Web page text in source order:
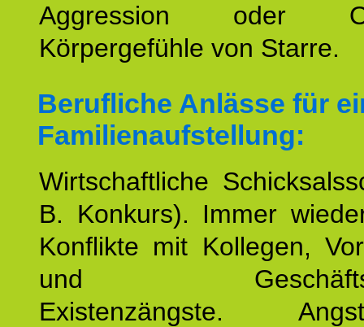
Aggression oder
Körpergefühle von Starre.
Berufliche Anlässe für
Familienaufstellung:
Wirtschaftliche
B. Konkurs). Immer
Konflikte mit Kollegen,
und
Existenzängste.